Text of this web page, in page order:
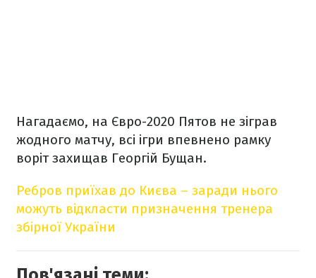
Нагадаємо, на Євро-2020 Пятов не зіграв
жодного матчу, всі ігри впевнено рамку
воріт захищав Георгій Бущан.
Ребров приїхав до Києва – заради нього
можуть відкласти призначення тренера
збірної України